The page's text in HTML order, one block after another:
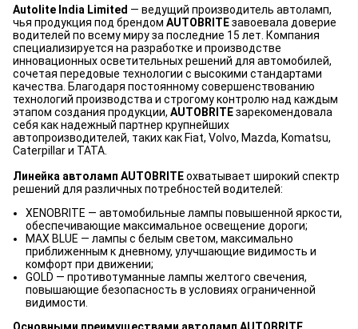
Autolite India Limited — ведущий производитель автоламп,
чья продукция под брендом AUTOBRITEзавоевала доверие
водителей по всему миру за последние 15 лет. Компания
специализируется на разработке и производстве
инновационных осветительных решений для автомобилей,
сочетая передовые технологии с высокими стандартами
качества. Благодаря постоянному совершенствованию
технологий производства и строгому контролю над каждым
этапом создания продукции, AUTOBRITEзарекомендовала
себя как надежный партнер крупнейших
автопроизводителей, таких как Fiat, Volvo, Mazda, Komatsu,
Caterpillar и TATA.
Линейка автоламп AUTOBRITEохватывает широкий спектр
решений для различных потребностей водителей:
XENOBRITE — автомобильные лампы повышенной яркости,
обеспечивающие максимальное освещение дороги;
MAX BLUE — лампы с белым светом, максимально
приближенным к дневному, улучшающие видимость и
комфорт при движении;
GOLD — противотуманные лампы желтого свечения,
повышающие безопасность в условиях ограниченной
видимости.